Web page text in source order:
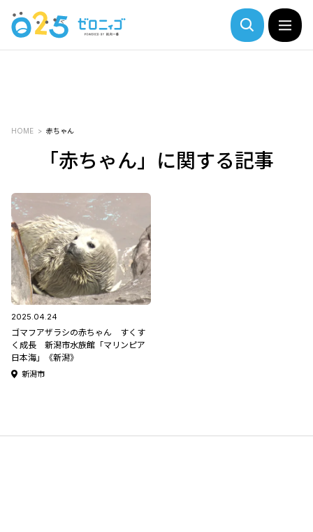
HOME 赤ちゃん
「赤ちゃん」に関する記事
2025.04.24
ゴマフアザラシの赤ちゃん すくす
く成長 新潟市水族館「マリンピア
日本海」《新潟》
新潟市